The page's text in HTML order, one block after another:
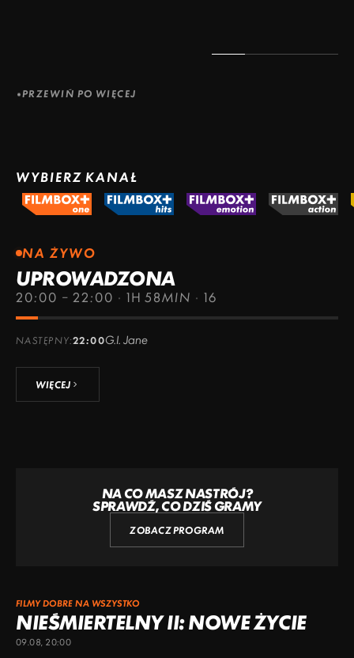
PRZEWIŃ PO WIĘCEJ
WYBIERZ KANAŁ
NA ŻYWO
UPROWADZONA
20:00 – 22:00 · 1H 58MIN · 16
NASTĘPNY:22:00G.I. Jane
WIĘCEJ
NA CO MASZ NASTRÓJ?
SPRAWDŹ, CO DZIŚ GRAMY
ZOBACZ PROGRAM
FILMY DOBRE NA WSZYSTKO
NIEŚMIERTELNY II: NOWE ŻYCIE
09.08, 20:00